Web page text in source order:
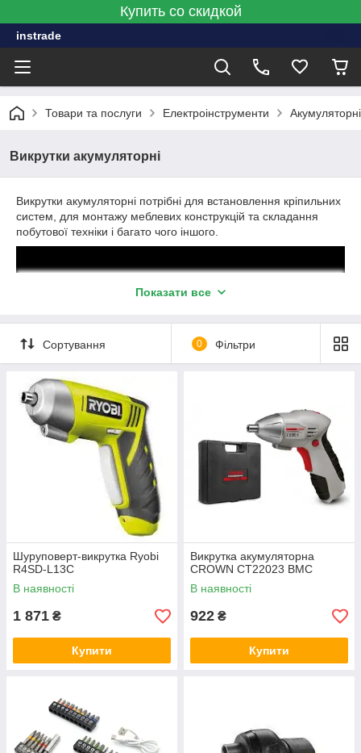
Купить со скидкой
instrade
Товари та послуги Електроінструменти
Викрутки акумуляторні
Викрутки акумуляторні потрібні для встановлення кріпильних
систем, для монтажу меблевих конструкцій та складання
побутової техніки і багато чого іншого.
Показати все
Сортування 0 Фільтри
Шуруповерт-викрутка Ryobi
R4SD-L13C
В наявності
1 871 ₴
Купити
Викрутка акумуляторна
CROWN CT22023 BMC
В наявності
922 ₴
Купити